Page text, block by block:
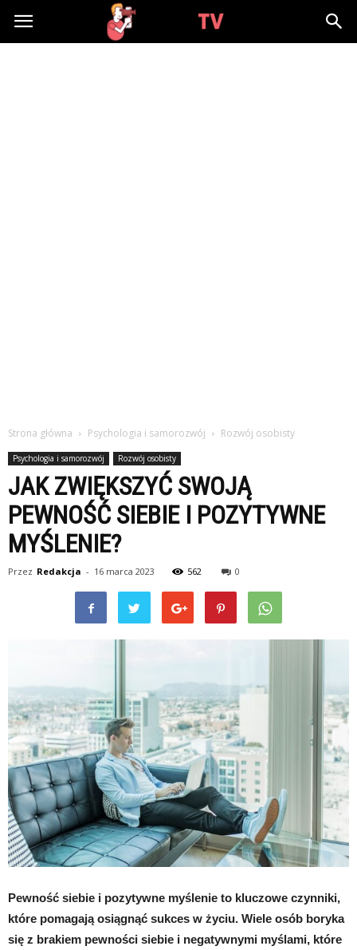
WizjaTV.pl
Strona główna Psychologia i samorozwój Rozwój osobisty
Psychologia i samorozwój Rozwój osobisty
JAK ZWIĘKSZYĆ SWOJĄ
PEWNOŚĆ SIEBIE I POZYTYWNE
MYŚLENIE?
Przez Redakcja - 16 marca 2023 562 0
Pewność siebie i pozytywne myślenie to kluczowe czynniki,
które pomagają osiągnąć sukces w życiu. Wiele osób boryka
się z brakiem pewności siebie i negatywnymi myślami, które